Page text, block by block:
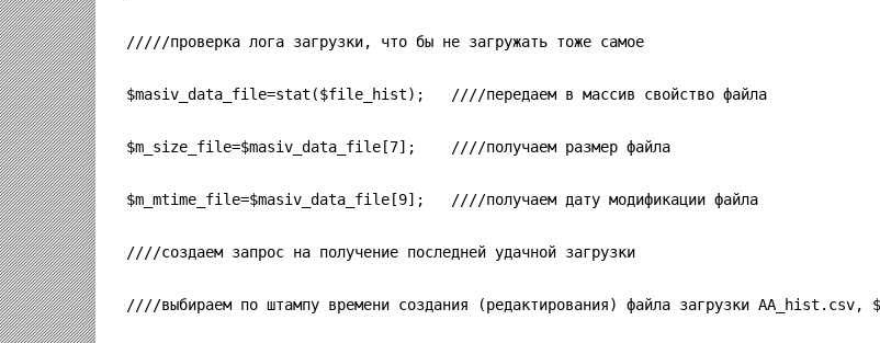
/////проверка лога загрузки, что бы не загружать тоже самое
$masiv_data_file=stat($file_hist);   ////передаем в массив свойство файла
$m_size_file=$masiv_data_file[7];    ////получаем размер файла
$m_mtime_file=$masiv_data_file[9];   ////получаем дату модификации файла
////создаем запрос на получение последней удачной загрузки
////выбираем по штампу времени создания (редактирования) файла загрузки AA_hist.csv,